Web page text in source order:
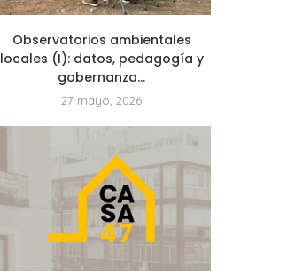
Observatorios ambientales
locales (I): datos, pedagogía y
gobernanza...
27 mayo, 2026